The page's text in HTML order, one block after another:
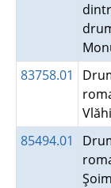
83758.01
85494.01